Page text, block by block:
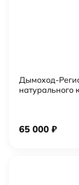
Дымоход-
65 000 ₽